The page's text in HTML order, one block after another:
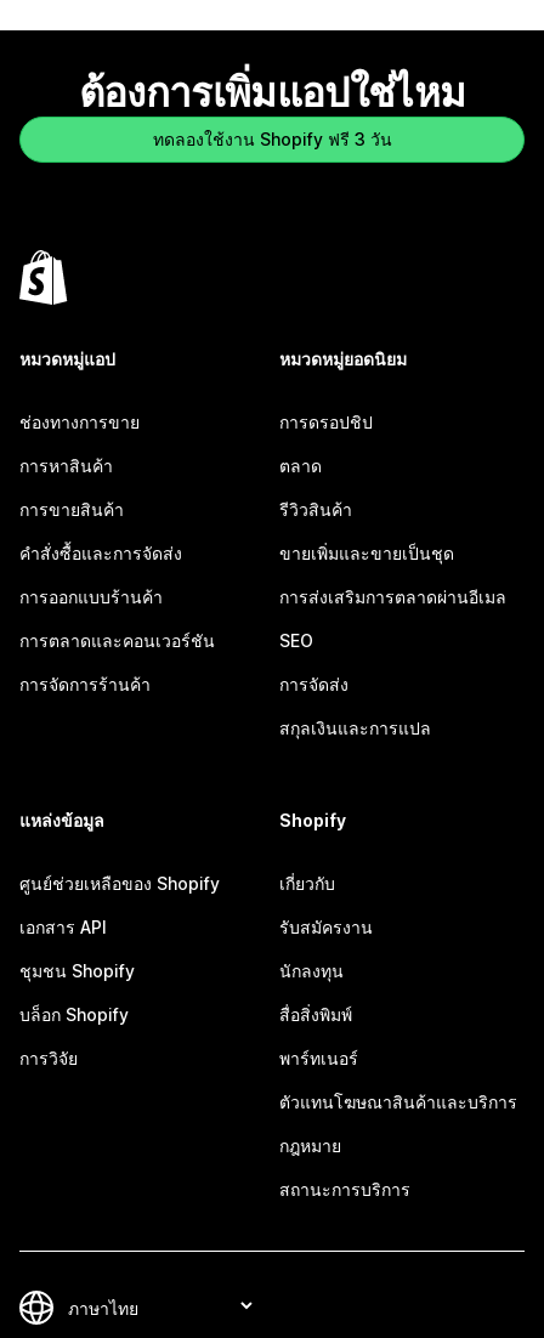
ต้องการเพิ่มแอปใช่ไหม
ทดลองใช้งาน Shopify ฟรี 3 วัน
หมวดหมู่แอป
ช่องทางการขาย
การหาสินค้า
การขายสินค้า
คำสั่งซื้อและการจัดส่ง
การออกแบบร้านค้า
การตลาดและคอนเวอร์ชัน
การจัดการร้านค้า
หมวดหมู่ยอดนิยม
การดรอปชิป
ตลาด
รีวิวสินค้า
ขายเพิ่มและขายเป็นชุด
การส่งเสริมการตลาดผ่านอีเมล
SEO
การจัดส่ง
สกุลเงินและการแปล
แหล่งข้อมูล
ศูนย์ช่วยเหลือของ Shopify
เอกสาร API
ชุมชน Shopify
บล็อก Shopify
การวิจัย
Shopify
เกี่ยวกับ
รับสมัครงาน
นักลงทุน
สื่อสิ่งพิมพ์
พาร์ทเนอร์
ตัวแทนโฆษณาสินค้าและบริการ
กฎหมาย
สถานะการบริการ